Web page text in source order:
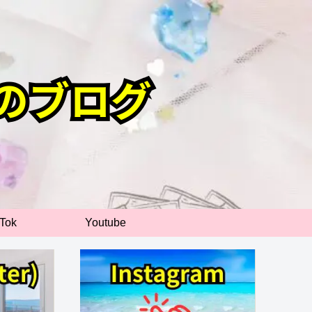
Youtube